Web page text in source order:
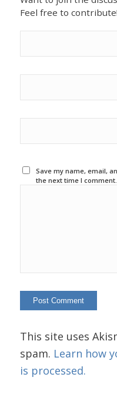
Feel free to contribute!
Save my name, email,
the next time I comment.
This site uses
spam. Learn how
is processed.